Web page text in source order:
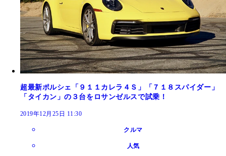
超最新ポルシェ「９１１カレラ４Ｓ」「７１８スパイダー」
「タイカン」の３台をロサンゼルスで試乗！
2019年12月25日 11:30
クルマ
人気